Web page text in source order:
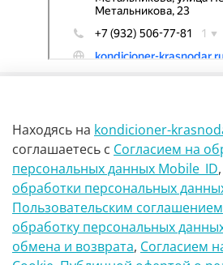
г Краснодар Ул Петра метальникова
8(900)29-888-66
Находясь на kondicioner-
соглашаетесь с Согласием на
персональных данных Mobile_ID,
обработки персональных
Пользовательским соглашением
обработку персональных
обмена и возврата, Согласием